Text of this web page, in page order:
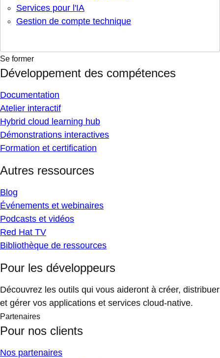
Services pour l'IA
Gestion de compte technique
Se former
Développement des compétences
Documentation
Atelier interactif
Hybrid cloud learning hub
Démonstrations interactives
Formation et certification
Autres ressources
Blog
Événements et webinaires
Podcasts et vidéos
Red Hat TV
Bibliothèque de ressources
Pour les développeurs
Découvrez les outils qui vous aideront à créer, distribuer
et gérer vos applications et services cloud-native.
Partenaires
Pour nos clients
Nos partenaires